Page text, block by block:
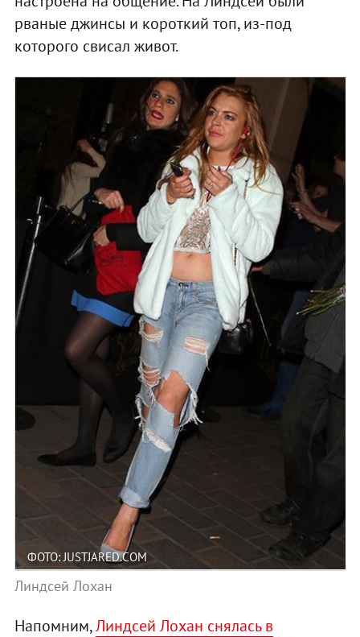
рваные джинсы и короткий топ, из-под
которого свисал живот.
ФОТО: JUSTJARED.COM
Линдсей Лохан
Напомним,Линдсей Лохан снялась в